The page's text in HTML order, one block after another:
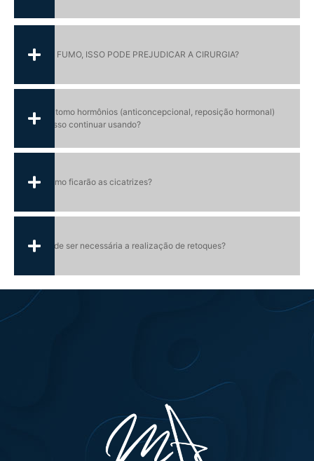
EU FUMO, ISSO PODE PREJUDICAR A CIRURGIA?
Eu tomo hormônios (anticoncepcional, reposição hormonal)
posso continuar usando?
Como ficarão as cicatrizes?
Pode ser necessária a realização de retoques?